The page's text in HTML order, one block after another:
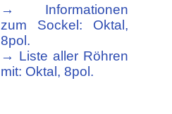
→ Informationen
zum Sockel: Oktal,
8pol.
→ Liste aller Röhren
mit: Oktal, 8pol.